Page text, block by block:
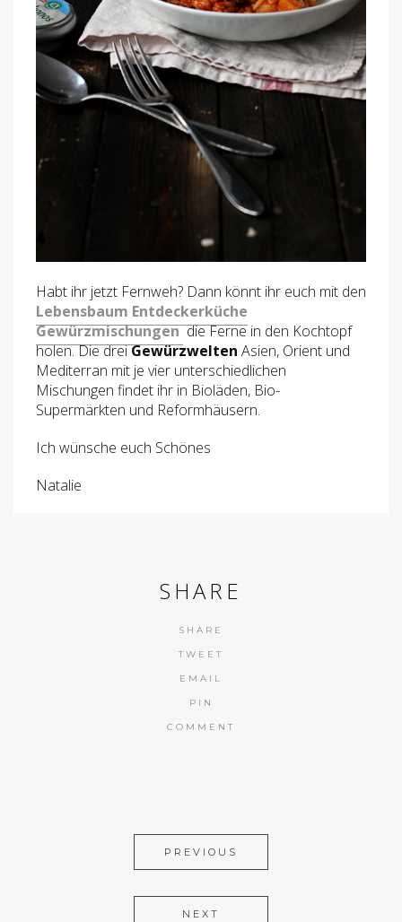
Habt ihr jetzt Fernweh? Dann könnt ihr euch mit den
Lebensbaum Entdeckerküche
Gewürzmischungendie Ferne in den Kochtopf
holen. Die dreiGewürzwelten Asien, Orient und
Mediterran mit je vier unterschiedlichen
Mischungen findet ihr in Bioläden, Bio-
Supermärkten und Reformhäusern.
Ich wünsche euch Schönes
Natalie
SHARE
SHARE
TWEET
EMAIL
PIN
COMMENT
PREVIOUS
NEXT